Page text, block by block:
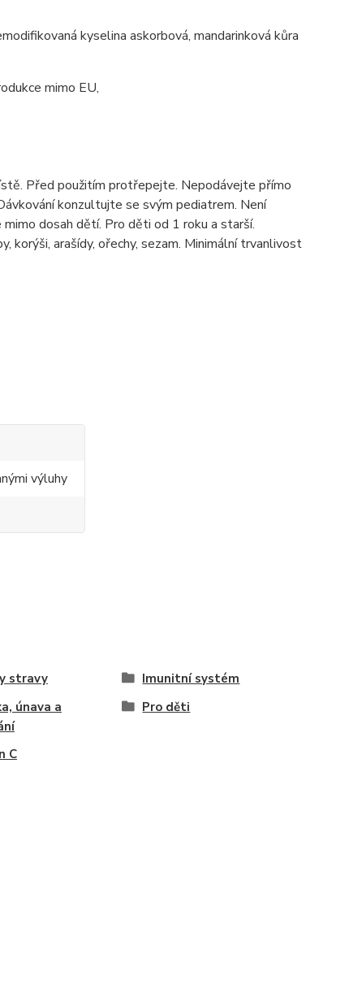
kyselina askorbová, mandarinková kůra
mimo EU,
Před použitím protřepejte. Nepodávejte přímo
konzultujte se svým pediatrem. Není
dosah dětí. Pro děti od 1 roku a starší.
korýši, arašídy, ořechy, sezam. Minimální trvanlivost
výluhy
stravy
Imunitní systém
únava a
Pro děti
C